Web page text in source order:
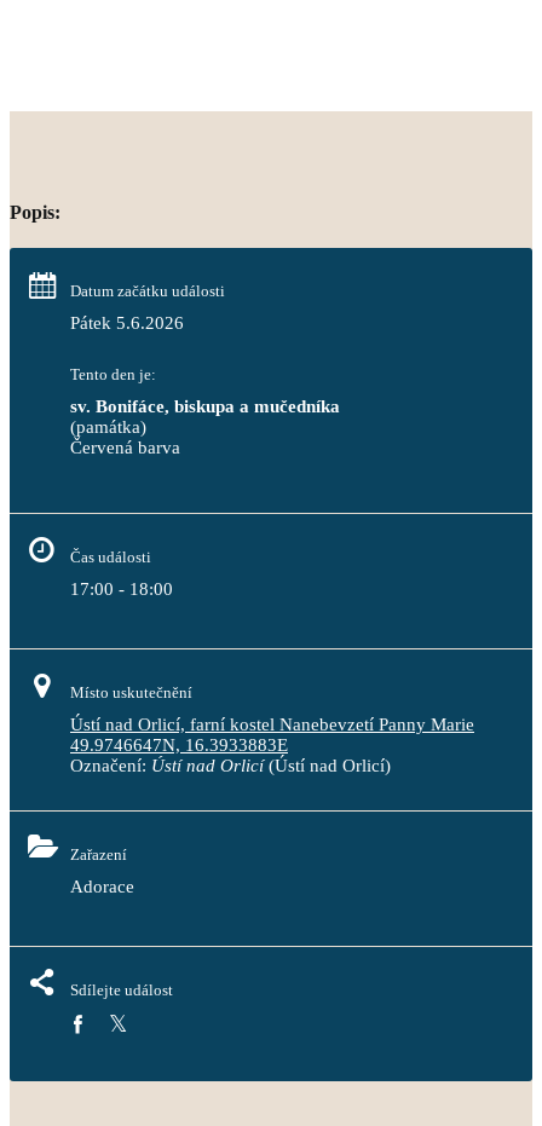
Popis:
Datum začátku události
Pátek 5.6.2026
Tento den je:
sv. Bonifáce, biskupa a mučedníka
(památka)
Červená barva
Čas události
17:00 - 18:00
Místo uskutečnění
Ústí nad Orlicí, farní kostel Nanebevzetí Panny Marie
49.9746647N, 16.3933883E
Označení: Ústí nad Orlicí(Ústí nad Orlicí)
Zařazení
Adorace
Sdílejte událost